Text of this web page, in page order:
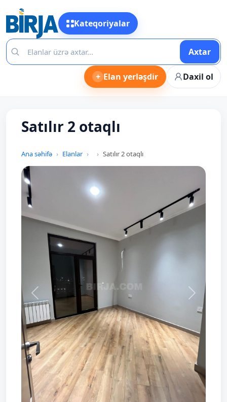
Kateqoriyalar
Axtar
+ Elan yerləşdir Daxil ol
Satılır 2 otaqlı
Ana səhifə Elanlar Satılır 2 otaqlı
Prev Next